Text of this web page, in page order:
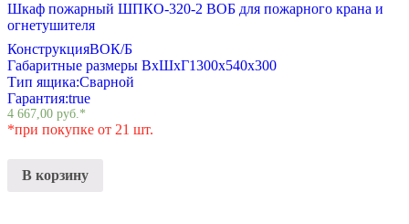
Шкаф пожарный ШПКО-320-2 ВОБ для пожарного крана и
огнетушителя
КонструкцияВОК/Б
Габаритные размеры ВхШхГ1300х540х300
Тип ящика:Сварной
Гарантия:true
4 667,00 руб.*
*при покупке от 21 шт.
В корзину